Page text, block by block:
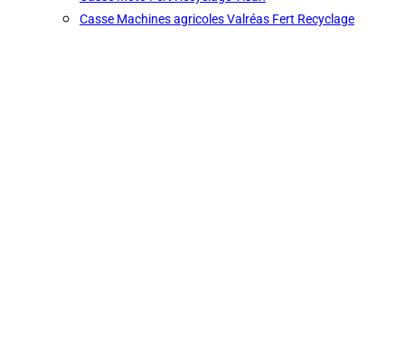
Casse Machines agricoles Valréas Fert Recyclage